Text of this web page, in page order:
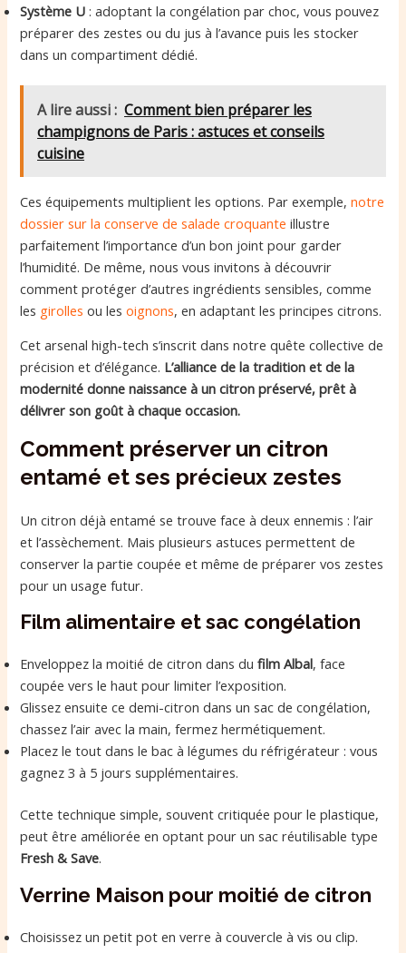
Système U : adoptant la congélation par choc, vous pouvez
préparer des zestes ou du jus à l’avance puis les stocker
dans un compartiment dédié.
A lire aussi : Comment bien préparer les
champignons de Paris : astuces et conseils
cuisine
Ces équipements multiplient les options. Par exemple,notre
dossier sur la conserve de salade croquante illustre
parfaitement l’importance d’un bon joint pour garder
l’humidité. De même, nous vous invitons à découvrir
comment protéger d’autres ingrédients sensibles, comme
les girolles ou lesoignons, en adaptant les principes citrons.
Cet arsenal high-tech s’inscrit dans notre quête collective de
précision et d’élégance. L’alliance de la tradition et de la
modernité donne naissance à un citron préservé, prêt à
délivrer son goût à chaque occasion.
Comment préserver un citron
entamé et ses précieux zestes
Un citron déjà entamé se trouve face à deux ennemis : l’air
et l’assèchement. Mais plusieurs astuces permettent de
conserver la partie coupée et même de préparer vos zestes
pour un usage futur.
Film alimentaire et sac congélation
Enveloppez la moitié de citron dans dufilm Albal, face
coupée vers le haut pour limiter l’exposition.
Glissez ensuite ce demi-citron dans un sac de congélation,
chassez l’air avec la main, fermez hermétiquement.
Placez le tout dans le bac à légumes du réfrigérateur : vous
gagnez 3 à 5 jours supplémentaires.
Cette technique simple, souvent critiquée pour le plastique,
peut être améliorée en optant pour un sac réutilisable type
Fresh & Save.
Verrine Maison pour moitié de citron
Choisissez un petit pot en verre à couvercle à vis ou clip.